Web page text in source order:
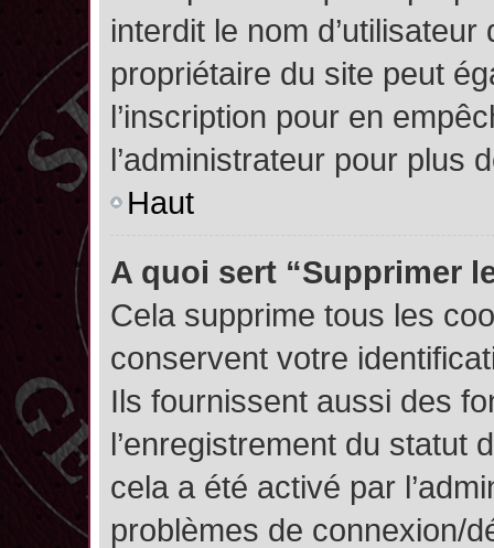
interdit le nom
propriétaire du site peut
l’inscription pour en
l’administrateur pour plus
Haut
A quoi sert “Supprimer
Cela supprime tous les
conservent votre
Ils fournissent aussi des
l’enregistrement du statut
cela a été activé par
problèmes de connexion/